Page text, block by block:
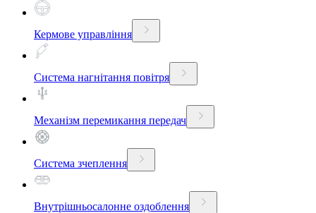
Кермове управління
Система нагнітання повітря
Механізм перемикання передач
Система зчеплення
Внутрішньосалонне оздоблення